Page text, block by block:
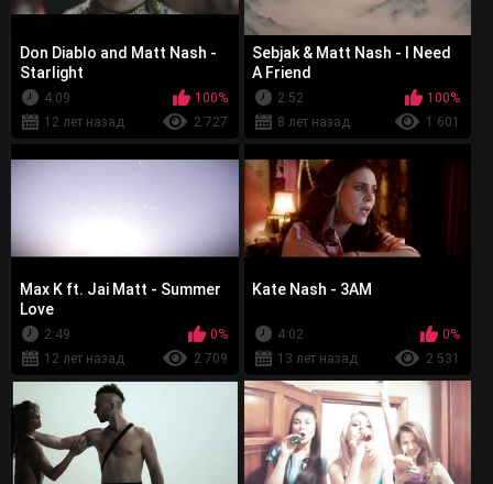
Don Diablo and Matt Nash -
Starlight
4:09
100%
12 лет назад
2 727
Sebjak & Matt Nash - I Need
A Friend
2:52
100%
8 лет назад
1 601
Max K ft. Jai Matt - Summer
Love
2:49
0%
12 лет назад
2 709
Kate Nash - 3AM
4:02
0%
13 лет назад
2 531